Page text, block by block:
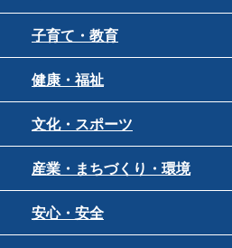
子育て・教育
健康・福祉
文化・スポーツ
産業・まちづくり・環境
安心・安全